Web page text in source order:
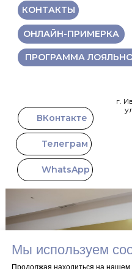
Мы используем
г.
КОНТАКТЫ
ОНЛАЙН-ПРИМЕРКА
ПРОГРАММА
ВКонтакте
Телеграм
WhatsApp